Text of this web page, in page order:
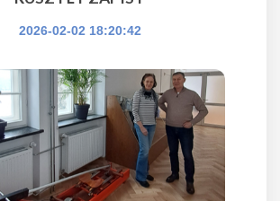
2026-02-02 18:20:42